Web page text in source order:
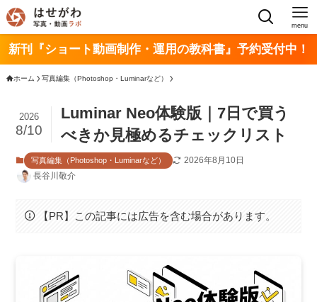
menu
新刊『ショート動画制作・運用の教科書』予約受付中！
ホーム 写真編集（Photoshop・Luminarなど）
Luminar Neo体験版｜7日で買う
べきか見極めるチェックリスト
2026
8/10
写真編集（Photoshop・Luminarなど）
2026年8月10日
長谷川敬介
【PR】この記事には広告を含む場合があります。